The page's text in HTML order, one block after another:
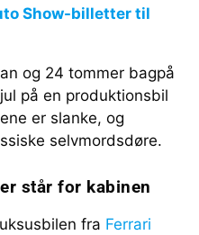
Show-billetter til
og 24 tommer bagpå
på en produktionsbil
er slanke, og
selvmordsdøre.
står for kabinen
fra Ferrari